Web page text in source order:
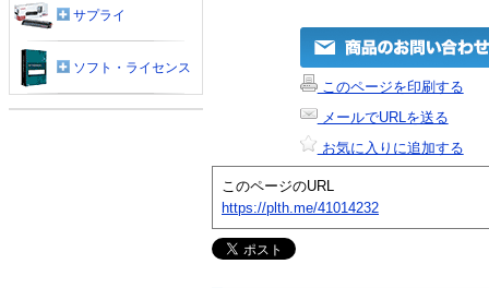
このページを印刷する
メールでURLを送る
お気に入りに追加する
このページのURL
https://plth.me/41014232
サプライ
ソフト・ライセンス